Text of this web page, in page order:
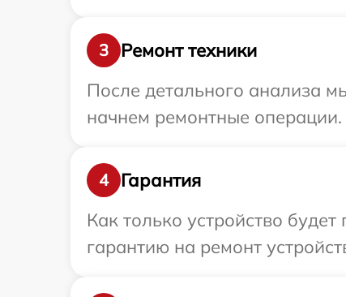
3
Ремонт техники
После детального анализа
начнем ремонтные операции.
4
Гарантия
Как только устройство
гарантию на ремонт